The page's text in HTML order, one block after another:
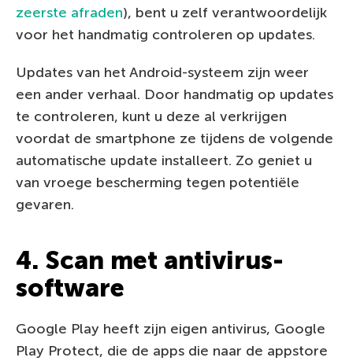
zeerste afraden), bent u zelf verantwoordelijk
voor het handmatig controleren op updates.
Updates van het Android-systeem zijn weer
een ander verhaal. Door handmatig op updates
te controleren, kunt u deze al verkrijgen
voordat de smartphone ze tijdens de volgende
automatische update installeert. Zo geniet u
van vroege bescherming tegen potentiële
gevaren.
4. Scan met antivirus-
software
Google Play heeft zijn eigen antivirus, Google
Play Protect, die de apps die naar de appstore